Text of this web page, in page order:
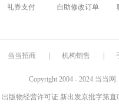
礼券支付
自助修改订单
当当招商 机构销售
Copyright 2004 - 2024 当当网
出版物经营许可证 新出发京批字第直